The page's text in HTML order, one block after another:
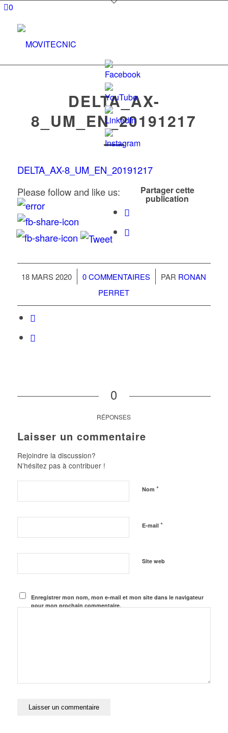
0
DELTA_AX-
8_UM_EN_20191217
DELTA_AX-8_UM_EN_20191217
Please follow and like us:
18 MARS 2020
/ 0 COMMENTAIRES
/ PAR RONAN
PERRET
Partager cette
publication
0
RÉPONSES
Laisser un commentaire
Rejoindre la discussion?
N’hésitez pas à contribuer !
Nom *
E-mail *
Site web
Enregistrer mon nom, mon e-mail et mon site dans le navigateur
pour mon prochain commentaire.
Set
Youtube
ID